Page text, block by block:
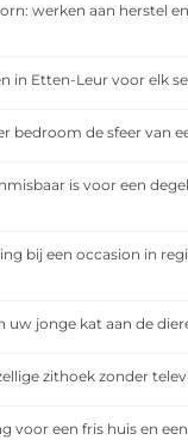
werken aan herstel
in Etten-Leur voor elk
bedroom de sfeer van
is voor een
bij een occasion in
uw jonge kat aan de
zithoek zonder
voor een fris huis en